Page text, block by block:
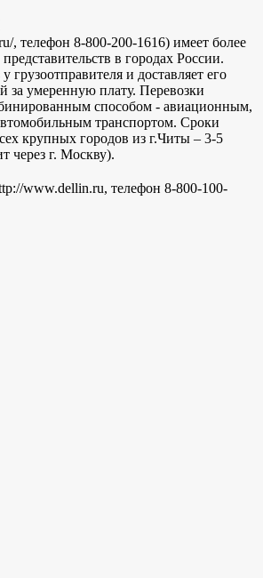
, телефон 8-800-200-1616) имеет более
в городах России.
грузоотправителя и доставляет его
за умеренную плату. Перевозки
способом - авиационным,
транспортом. Сроки
крупных городов из г.Читы – 3-5
через г. Москву).
www.dellin.ru, телефон 8-800-100-